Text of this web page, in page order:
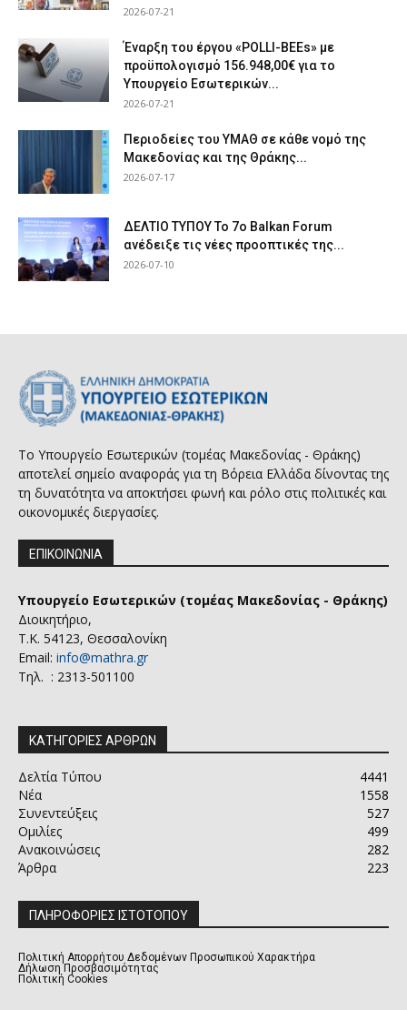
2026-07-21
Έναρξη του έργου «POLLI-BEEs» με
προϋπολογισμό 156.948,00€ για το
Υπουργείο Εσωτερικών...
2026-07-21
Περιοδείες του ΥΜΑΘ σε κάθε νομό της
Μακεδονίας και της Θράκης...
2026-07-17
ΔΕΛΤΙΟ ΤΥΠΟΥ Το 7ο Balkan Forum
ανέδειξε τις νέες προοπτικές της...
2026-07-10
Το Υπουργείο Εσωτερικών (τομέας Μακεδονίας - Θράκης)
αποτελεί σημείο αναφοράς για τη Βόρεια Ελλάδα δίνοντας της
τη δυνατότητα να αποκτήσει φωνή και ρόλο στις πολιτικές και
οικονομικές διεργασίες.
ΕΠΙΚΟΙΝΩΝΙΑ
Υπουργείο Εσωτερικών (τομέας Μακεδονίας - Θράκης)
Διοικητήριο,
Τ.Κ. 54123, Θεσσαλονίκη
Email: info@mathra.gr
Τηλ. : 2313-501100
ΚΑΤΗΓΟΡΙΕΣ ΑΡΘΡΩΝ
Δελτία Τύπου
4441
Νέα
1558
Συνεντεύξεις
527
Ομιλίες
499
Ανακοινώσεις
282
Άρθρα
223
ΠΛΗΡΟΦΟΡΙΕΣ ΙΣΤΟΤΟΠΟΥ
Πολιτική Απορρήτου Δεδομένων Προσωπικού Χαρακτήρα
Δήλωση Προσβασιμότητας
Πολιτική Cookies